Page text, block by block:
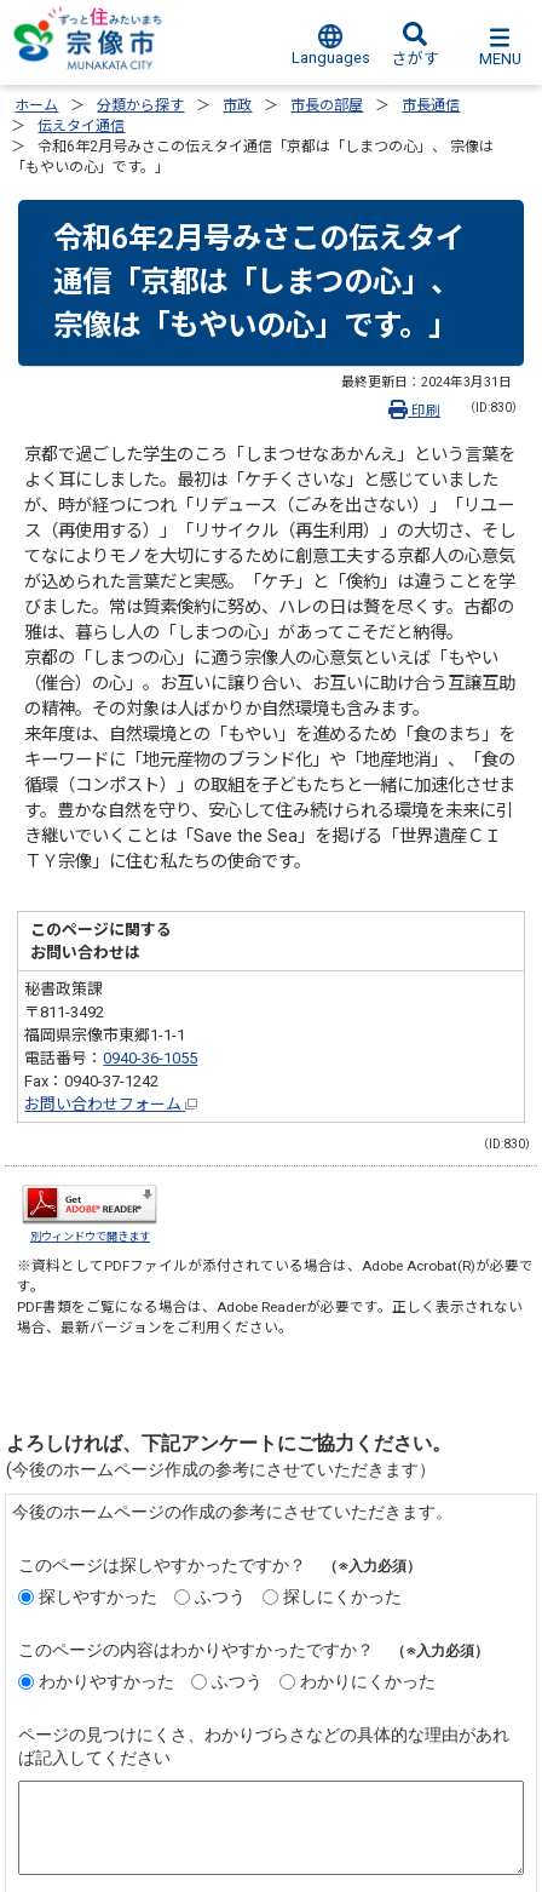
Languages さがす MENU
ホーム 分類から探す 市政 市長の部屋
市長通信
伝えタイ通信
令和6年2月号みさこの伝えタイ通信「京都は「しまつの心」、 宗像は
「もやいの心」です。」
令和6年2月号みさこの伝えタイ
通信「京都は「しまつの心」、
宗像は「もやいの心」です。」
最終更新日： 2024年3月31日
（ID:830）
印刷
京都で過ごした学生のころ「しまつせなあかんえ」という言葉を
よく耳にしました。最初は「ケチくさいな」と感じていました
が、時が経つにつれ「リデュース（ごみを出さない）」「リユー
ス（再使用する）」「リサイクル（再生利用）」の大切さ、そし
てなによりモノを大切にするために創意工夫する京都人の心意気
が込められた言葉だと実感。「ケチ」と「倹約」は違うことを学
びました。常は質素倹約に努め、ハレの日は贅を尽くす。古都の
雅は、暮らし人の「しまつの心」があってこそだと納得。
京都の「しまつの心」に適う宗像人の心意気といえば「もやい
（催合）の心」。お互いに譲り合い、お互いに助け合う互譲互助
の精神。その対象は人ばかりか自然環境も含みます。
来年度は、自然環境との「もやい」を進めるため「食のまち」を
キーワードに「地元産物のブランド化」や「地産地消」、「食の
循環（コンポスト）」の取組を子どもたちと一緒に加速化させま
す。豊かな自然を守り、安心して住み続けられる環境を未来に引
き継いでいくことは「Save the Sea」を掲げる「世界遺産ＣＩ
ＴＹ宗像」に住む私たちの使命です。
このページに関する
お問い合わせは
秘書政策課
〒811-3492
福岡県宗像市東郷1-1-1
電話番号：0940-36-1055
Fax：0940-37-1242
お問い合わせフォーム
（ID:830）
別ウィンドウで開きます
※資料としてPDFファイルが添付されている場合は、 Adobe Acrobat(R)が必要で
す。
PDF書類をご覧になる場合は、 Adobe Readerが必要です。正しく表示されない
場合、最新バージョンをご利用ください。